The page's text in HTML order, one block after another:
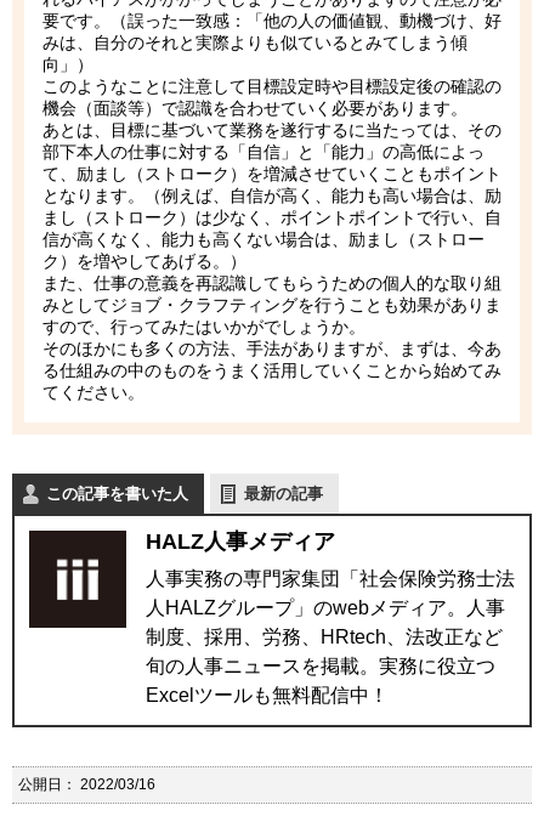
要です。（誤った一致感：「他の人の価値観、動機づけ、好
みは、自分のそれと実際よりも似ているとみてしまう傾
向」）
このようなことに注意して目標設定時や目標設定後の確認の
機会（面談等）で認識を合わせていく必要があります。
あとは、目標に基づいて業務を遂行するに当たっては、その
部下本人の仕事に対する「自信」と「能力」の高低によっ
て、励まし（ストローク）を増減させていくこともポイント
となります。（例えば、自信が高く、能力も高い場合は、励
まし（ストローク）は少なく、ポイントポイントで行い、自
信が高くなく、能力も高くない場合は、励まし（ストロー
ク）を増やしてあげる。）
また、仕事の意義を再認識してもらうための個人的な取り組
みとしてジョブ・クラフティングを行うことも効果がありま
すので、行ってみたはいかがでしょうか。
そのほかにも多くの方法、手法がありますが、まずは、今あ
る仕組みの中のものをうまく活用していくことから始めてみ
てください。
この記事を書いた人 最新の記事
HALZ人事メディア
人事実務の専門家集団「社会保険労務士法
人HALZグループ」のwebメディア。人事
制度、採用、労務、HRtech、法改正など
旬の人事ニュースを掲載。実務に役立つ
Excelツールも無料配信中！
公開日： 2022/03/16